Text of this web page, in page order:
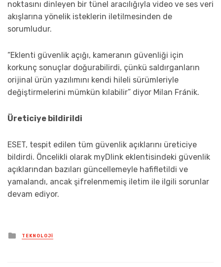
noktasını dinleyen bir tünel aracılığıyla video ve ses veri
akışlarına yönelik isteklerin iletilmesinden de
sorumludur.
“Eklenti güvenlik açığı, kameranın güvenliği için
korkunç sonuçlar doğurabilirdi, çünkü saldırganların
orijinal ürün yazılımını kendi hileli sürümleriyle
değiştirmelerini mümkün kılabilir” diyor Milan Fránik.
Üreticiye bildirildi
ESET, tespit edilen tüm güvenlik açıklarını üreticiye
bildirdi. Öncelikli olarak myDlink eklentisindeki güvenlik
açıklarından bazıları güncellemeyle hafifletildi ve
yamalandı, ancak şifrelenmemiş iletim ile ilgili sorunlar
devam ediyor.
Posted
in
TEKNOLOJI